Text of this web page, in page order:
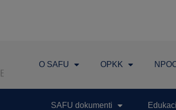
O SAFU OPKK
SAFU dokumenti